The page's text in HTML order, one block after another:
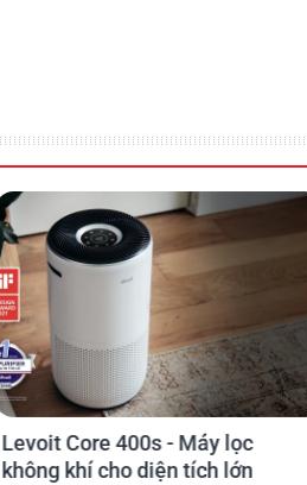
Levoit Core 400s - Máy lọc
không khí cho diện tích lớn